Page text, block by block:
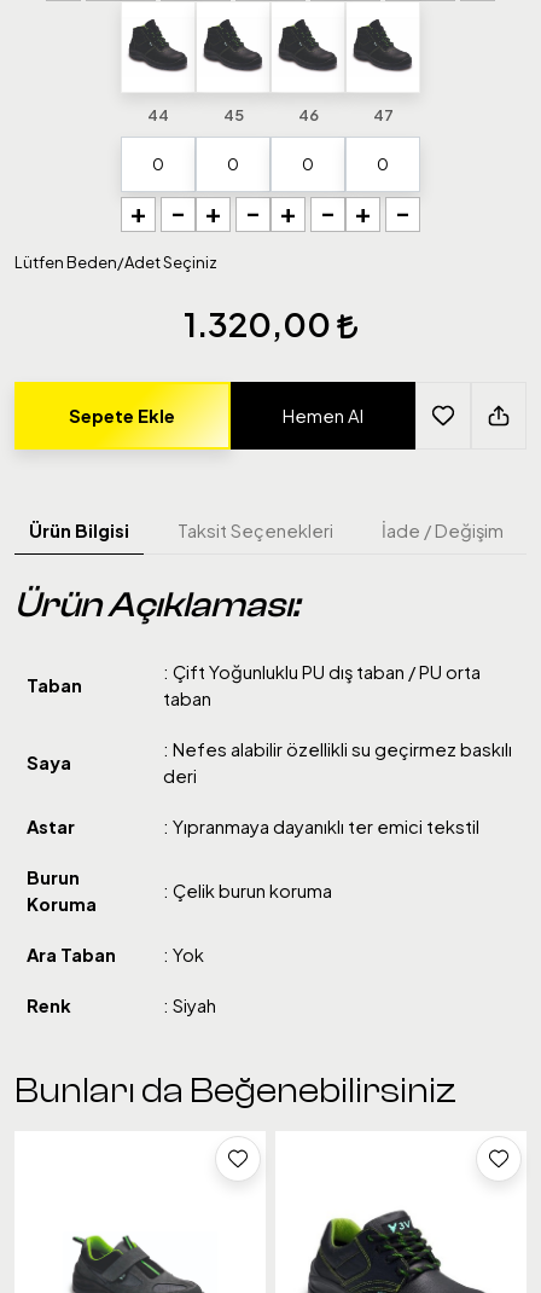
44
+ -
45
+ -
46
+ -
47
+ -
Lütfen Beden/Adet Seçiniz
1.320,00
Sepete Ekle Hemen Al
Ürün Bilgisi Taksit Seçenekleri İade / Değişim
Ürün Açıklaması:
Taban
: Çift Yoğunluklu PU dış taban / PU orta
taban
Saya
: Nefes alabilir özellikli su geçirmez baskılı
deri
Astar : Yıpranmaya dayanıklı ter emici tekstil
Burun
Koruma
: Çelik burun koruma
Ara Taban : Yok
Renk : Siyah
Bunları da Beğenebilirsiniz